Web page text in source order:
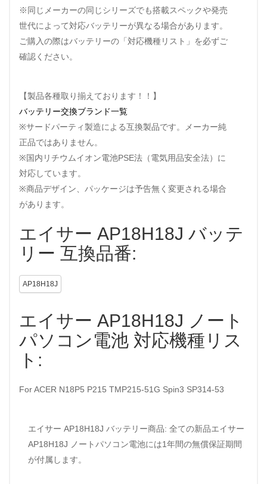
※同じメーカーの同じシリーズでも搭載スペックや発売
世代によって対応バッテリーが異なる場合があります。
ご購入の際はバッテリーの「対応機種リスト」を必ずご
確認ください。
【製品各種取り揃えております！！】
バッテリー交換ブランド一覧
※サードパーティ製造による互換製品です。メーカー純
正品ではありません。
※国内リチウムイオン電池PSE法（電気用品安全法）に
対応しています。
※商品デザイン、パッケージは予告無く変更される場合
があります。
エイサー AP18H18J バッテ
リー 互換品番:
AP18H18J
エイサー AP18H18J ノート
パソコン電池 対応機種リス
ト:
For ACER N18P5 P215 TMP215-51G Spin3 SP314-53
エイサー AP18H18J バッテリー商品: 全ての新品エイサー
AP18H18J ノートパソコン電池には1年間の無償保証期間
が付属します。